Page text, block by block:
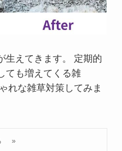
生えてきます。 定期的
ても増えてくる雑
れな雑草対策してみま